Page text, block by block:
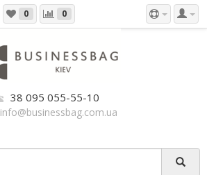
0 0
38 095 055-55-10
info@businessbag.com.ua